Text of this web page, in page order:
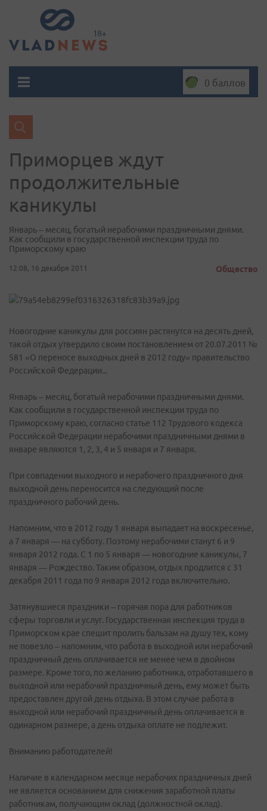
0 баллов
Приморцев ждут
продолжительные
каникулы
Январь – месяц, богатый нерабочими праздничными днями.
Как сообщили в государственной инспекции труда по
Приморскому краю
12:08, 16 декабря 2011 Общество
Новогодние каникулы для россиян растянутся на десять дней,
такой отдых утвердило своим постановлением от 20.07.2011 №
581 «О переносе выходных дней в 2012 году» правительство
Российской Федерации...
Январь – месяц, богатый нерабочими праздничными днями.
Как сообщили в государственной инспекции труда по
Приморскому краю, согласно статье 112 Трудового кодекса
Российской Федерации нерабочими праздничными днями в
январе являются 1, 2, 3, 4 и 5 января и 7 января.
При совпадении выходного и нерабочего праздничного дня
выходной день переносится на следующий после
праздничного рабочий день.
Напомним, что в 2012 году 1 января выпадает на воскресенье,
а 7 января — на субботу. Поэтому нерабочими станут 6 и 9
января 2012 года. С 1 по 5 января — новогодние каникулы, 7
января — Рождество. Таким образом, отдых продлится с 31
декабря 2011 года по 9 января 2012 года включительно.
Затянувшиеся праздники – горячая пора для работников
сферы торговли и услуг. Государственная инспекция труда в
Приморском крае спешит пролить бальзам на душу тех, кому
не повезло – напомним, что работа в выходной или нерабочий
праздничный день оплачивается не менее чем в двойном
размере. Кроме того, по желанию работника, отработавшего в
выходной или нерабочий праздничный день, ему может быть
предоставлен другой день отдыха. В этом случае работа в
выходной или нерабочий праздничный день оплачивается в
одинарном размере, а день отдыха оплате не подлежит.
Вниманию работодателей!
Наличие в календарном месяце нерабочих праздничных дней
не является основанием для снижения заработной платы
работникам, получающим оклад (должностной оклад).